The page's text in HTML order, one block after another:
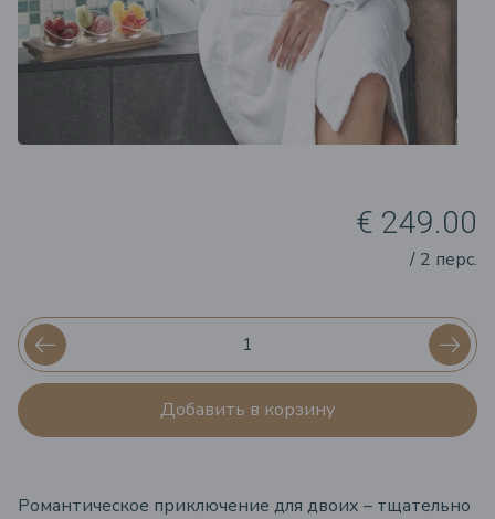
€ 249.00
/ 2 перс.
Добавить в корзину
Романтическое приключение для двоих – тщательно